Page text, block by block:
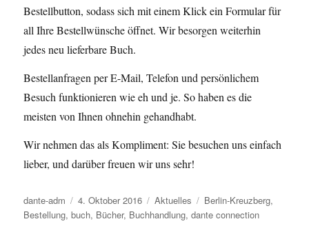
Bestellbutton, sodass sich mit einem Klick ein Formular für
all Ihre Bestellwünsche öffnet. Wir besorgen weiterhin
jedes neu lieferbare Buch.
Bestellanfragen per E-Mail, Telefon und persönlichem
Besuch funktionieren wie eh und je. So haben es die
meisten von Ihnen ohnehin gehandhabt.
Wir nehmen das als Kompliment: Sie besuchen uns einfach
lieber, und darüber freuen wir uns sehr!
Autor
dante-adm
Veröffentlicht
am
4. Oktober 2016 Kategorien
Aktuelles Schlagwörter
Berlin-Kreuzberg,
Bestellung,buch, Bücher, Buchhandlung,dante connection